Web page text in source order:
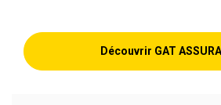
Découvrir GAT